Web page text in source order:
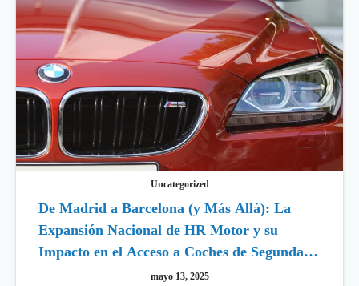
Uncategorized
De Madrid a Barcelona (y Más Allá): La
Expansión Nacional de HR Motor y su
Impacto en el Acceso a Coches de Segunda
Mano de Calidad en España
mayo 13, 2025